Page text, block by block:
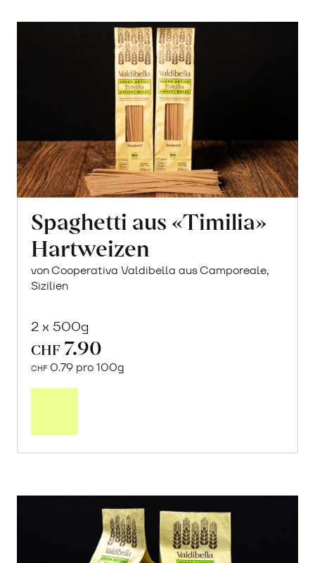
Spaghetti aus «Timilia»
Hartweizen
von Cooperativa Valdibella aus Camporeale,
Sizilien
2 x 500g
CHF 7.90
CHF 0.79 pro 100g